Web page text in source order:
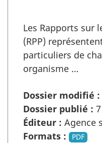
Les Rapports sur
(RPP)
particuliers de
organisme …
Dossier modifié :
Dossier publié :
Éditeur : Agence
Formats :
PDF